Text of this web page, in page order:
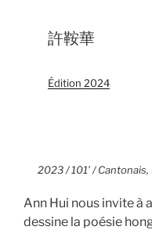
許鞍華
Édition 2024
2023 / 101’ /
Ann Hui nous invite à
dessine la poésie